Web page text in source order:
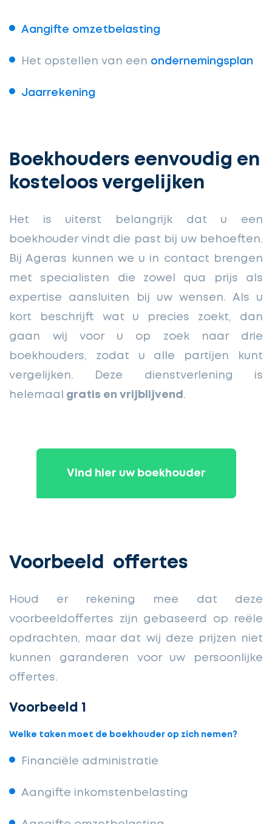
Aangifte omzetbelasting
Het opstellen van een ondernemingsplan
Jaarrekening
Boekhouders eenvoudig en
kosteloos vergelijken
Het is uiterst belangrijk dat u een
boekhouder vindt die past bij uw behoeften.
Bij Ageras kunnen we u in contact brengen
met specialisten die zowel qua prijs als
expertise aansluiten bij uw wensen. Als u
kort beschrijft wat u precies zoekt, dan
gaan wij voor u op zoek naar drie
boekhouders, zodat u alle partijen kunt
vergelijken. Deze dienstverlening is
helemaal
gratis en vrijblijvend .
Vind hier uw boekhouder
Voorbeeld offertes
Houd er rekening mee dat deze
voorbeeldoffertes zijn gebaseerd op reële
opdrachten, maar dat wij deze prijzen niet
kunnen garanderen voor uw persoonlijke
offertes.
Voorbeeld 1
Welke taken moet de boekhouder op zich nemen?
Financiële administratie
Aangifte inkomstenbelasting